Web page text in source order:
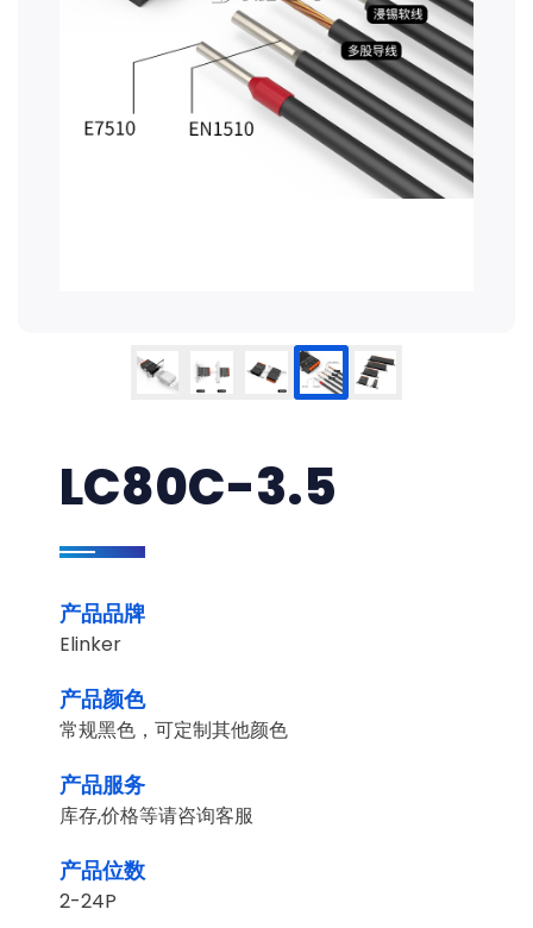
LC80C-3.5
产品品牌
Elinker
产品颜色
常规黑色，可定制其他颜色
产品服务
库存,价格等请咨询客服
产品位数
2-24P